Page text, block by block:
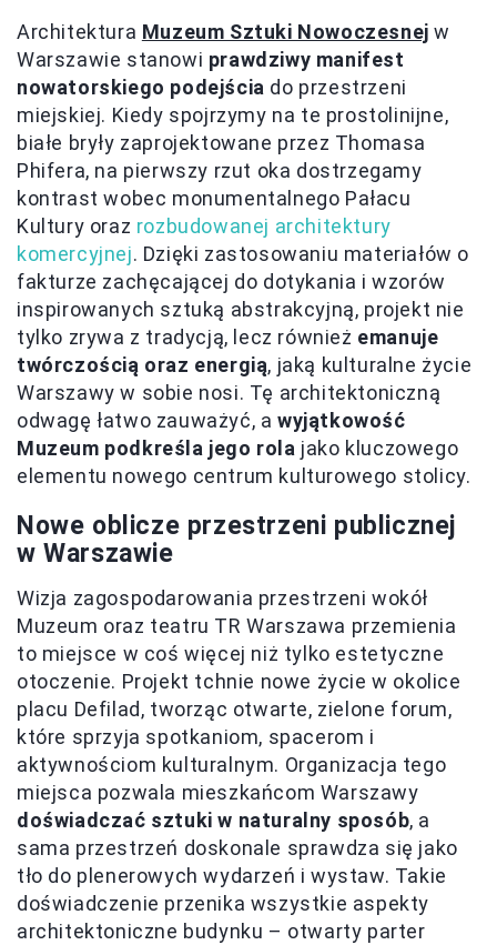
Architektura Muzeum Sztuki Nowoczesnej w
Warszawie stanowi prawdziwy manifest
nowatorskiego podejścia do przestrzeni
miejskiej. Kiedy spojrzymy na te prostolinijne,
białe bryły zaprojektowane przez Thomasa
Phifera, na pierwszy rzut oka dostrzegamy
kontrast wobec monumentalnego Pałacu
Kultury oraz rozbudowanej architektury
komercyjnej. Dzięki zastosowaniu materiałów o
fakturze zachęcającej do dotykania i wzorów
inspirowanych sztuką abstrakcyjną, projekt nie
tylko zrywa z tradycją, lecz również emanuje
twórczością oraz energią, jaką kulturalne życie
Warszawy w sobie nosi. Tę architektoniczną
odwagę łatwo zauważyć, awyjątkowość
Muzeum podkreśla jego rola jako kluczowego
elementu nowego centrum kulturowego stolicy.
Nowe oblicze przestrzeni publicznej
w Warszawie
Wizja zagospodarowania przestrzeni wokół
Muzeum oraz teatru TR Warszawa przemienia
to miejsce w coś więcej niż tylko estetyczne
otoczenie. Projekt tchnie nowe życie w okolice
placu Defilad, tworząc otwarte, zielone forum,
które sprzyja spotkaniom, spacerom i
aktywnościom kulturalnym. Organizacja tego
miejsca pozwala mieszkańcom Warszawy
doświadczać sztuki w naturalny sposób, a
sama przestrzeń doskonale sprawdza się jako
tło do plenerowych wydarzeń i wystaw. Takie
doświadczenie przenika wszystkie aspekty
architektoniczne budynku – otwarty parter